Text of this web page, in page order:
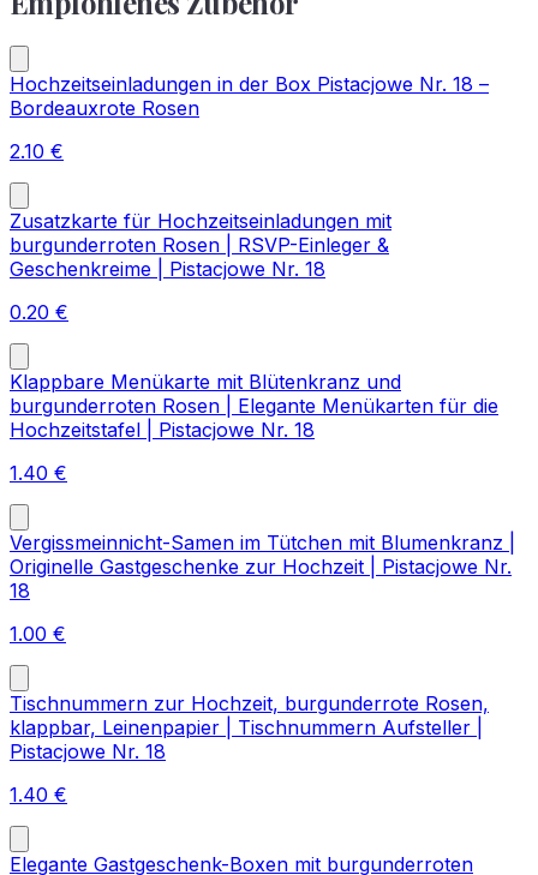
Hochzeitseinladungen in der Box Pistacjowe Nr. 18 –
Bordeauxrote Rosen
2.10 €
Zusatzkarte für Hochzeitseinladungen mit
burgunderroten Rosen | RSVP-Einleger &
Geschenkreime | Pistacjowe Nr. 18
0.20 €
Klappbare Menükarte mit Blütenkranz und
burgunderroten Rosen | Elegante Menükarten für die
Hochzeitstafel | Pistacjowe Nr. 18
1.40 €
Vergissmeinnicht-Samen im Tütchen mit Blumenkranz |
Originelle Gastgeschenke zur Hochzeit | Pistacjowe Nr.
18
1.00 €
Tischnummern zur Hochzeit, burgunderrote Rosen,
klappbar, Leinenpapier | Tischnummern Aufsteller |
Pistacjowe Nr. 18
1.40 €
Elegante Gastgeschenk-Boxen mit burgunderroten